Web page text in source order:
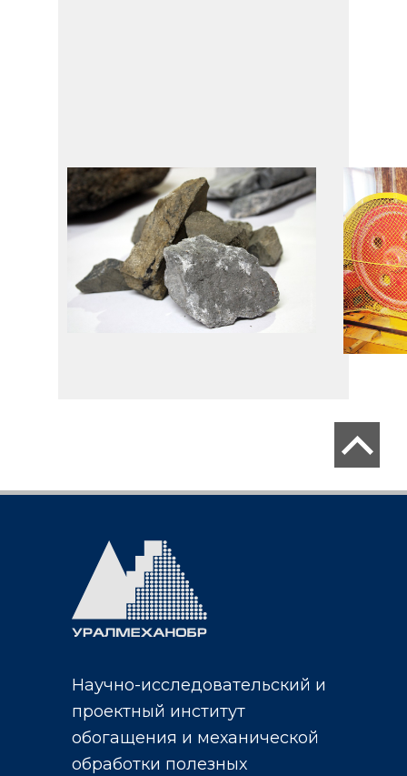
Научно-исследовательский и
проектный институт
обогащения и механической
обработки полезных